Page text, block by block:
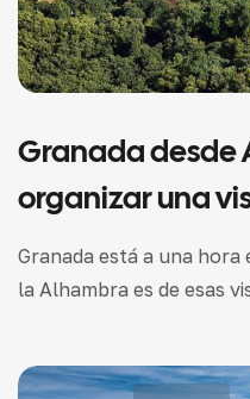
Granada desde
organizar una
Granada está a una hora
la Alhambra es de esas